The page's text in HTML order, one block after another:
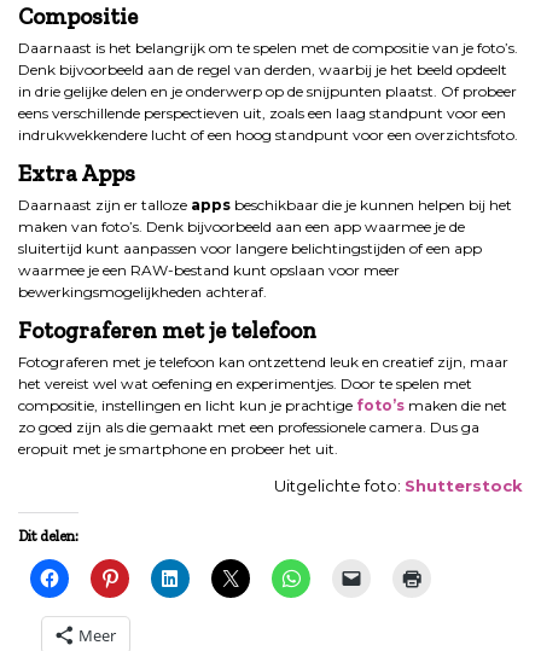
Compositie
Daarnaast is het belangrijk om te spelen met de compositie van je foto’s.
Denk bijvoorbeeld aan de regel van derden, waarbij je het beeld opdeelt
in drie gelijke delen en je onderwerp op de snijpunten plaatst. Of probeer
eens verschillende perspectieven uit, zoals een laag standpunt voor een
indrukwekkendere lucht of een hoog standpunt voor een overzichtsfoto.
Extra Apps
Daarnaast zijn er talloze apps beschikbaar die je kunnen helpen bij het
maken van foto’s. Denk bijvoorbeeld aan een app waarmee je de
sluitertijd kunt aanpassen voor langere belichtingstijden of een app
waarmee je een RAW-bestand kunt opslaan voor meer
bewerkingsmogelijkheden achteraf.
Fotograferen met je telefoon
Fotograferen met je telefoon kan ontzettend leuk en creatief zijn, maar
het vereist wel wat oefening en experimentjes. Door te spelen met
compositie, instellingen en licht kun je prachtige foto’s maken die net
zo goed zijn als die gemaakt met een professionele camera. Dus ga
eropuit met je smartphone en probeer het uit.
Uitgelichte foto: Shutterstock
Dit delen:
Meer